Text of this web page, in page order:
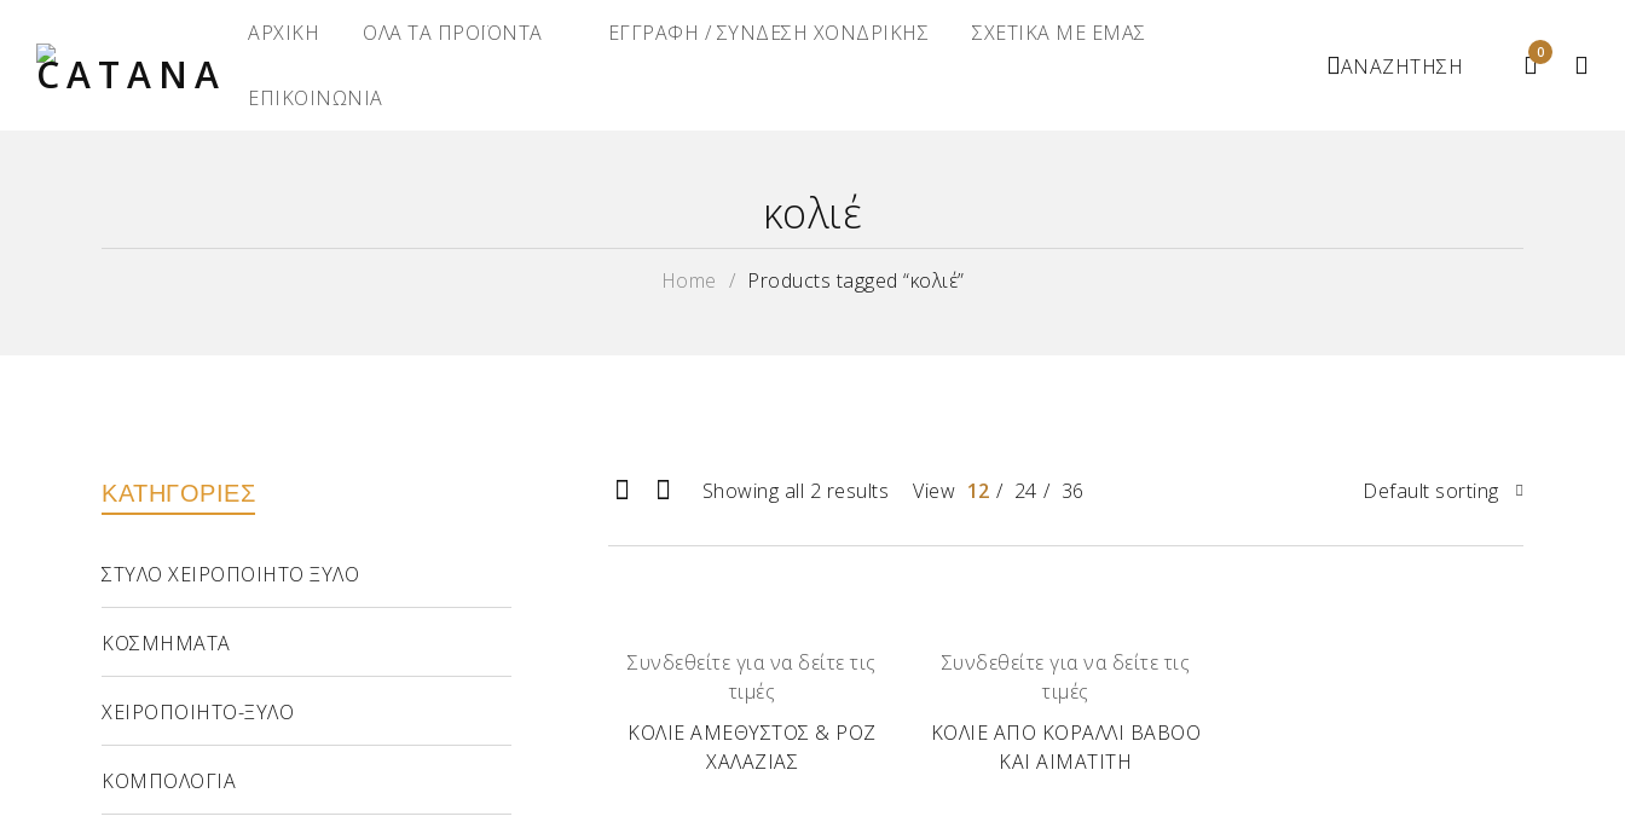
ΑΡΧΙΚΗ ΟΛΑ ΤΑ ΠΡΟΪΟΝΤΑ ΕΓΓΡΑΦΗ / ΣΥΝΔΕΣΗ ΧΟΝΔΡΙΚΗΣ ΣΧΕΤΙΚΑ ΜΕ ΕΜΑΣ
ΕΠΙΚΟΙΝΩΝΙΑ
0
ΑΝΑΖΗΤΗΣΗ
κολιέ
Home / Products tagged “κολιέ”
ΚΑΤΗΓΟΡΙΕΣ
ΣΤΥΛΟ ΧΕΙΡΟΠΟΙΗΤΟ ΞΥΛΟ
ΚΟΣΜΗΜΑΤΑ
ΧΕΙΡΟΠΟΙΗΤΟ-ΞΥΛΟ
ΚΟΜΠΟΛΟΓΙΑ
Showing all 2 results Default sorting
View 12 24 36
Συνδεθείτε για να δείτε τις
τιμές
ΚΟΛΙΕ ΑΜΕΘΥΣΤΟΣ & ΡΟΖ
ΧΑΛΑΖΙΑΣ
Συνδεθείτε για να δείτε τις
τιμές
ΚΟΛΙΕ ΑΠΟ ΚΟΡΑΛΛΙ BABOO
ΚΑΙ ΑΙΜΑΤΙΤΗ